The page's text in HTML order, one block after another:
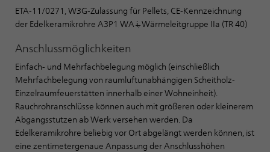
ETA-11/0271, W3G-Zulassung für Pellets, CE-Kennzeichnung
der Edelkeramikrohre A3P1 WA i̶, Wärmeleitgruppe IIa (TR 40)
Anschlussmöglichkeiten
Einfach- und Mehrfachbelegung möglich (einschließlich
Mehrfachbelegung von raumluftunabhängigen Scheitholz-
Einzelraumfeuerstätten innerhalb einer Wohneinheit).
Rauchrohranschlüsse können auch mit größeren oder kleinerem
Abgangsstutzen ab Werk versehen werden. Da
Edelkeramikrohre beliebig vor Ort abgelängt werden können, ist
eine zentimetergenaue Anpassung der Anschlusshöhen